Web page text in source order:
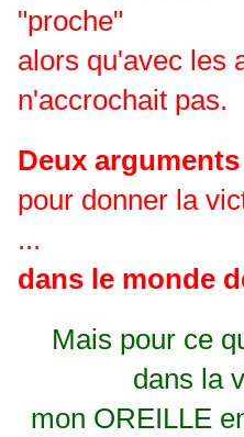
"proche"
alors qu'avec les
n'accrochait pas.
Deux
pour donner la
...
dans le monde
Mais pour ce
dans la
mon OREILLE